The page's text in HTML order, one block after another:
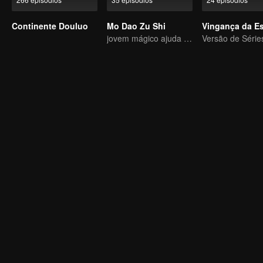
Continente Douluo
Mo Dao Zu Shi
jovem mágico ajuda os povos
Vingança da